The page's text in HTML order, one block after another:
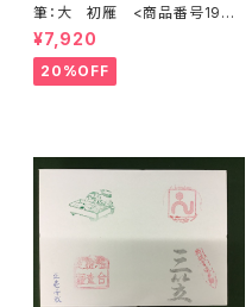
筆：大 初雁 <商品番号1904
>
¥7,920
20%OFF